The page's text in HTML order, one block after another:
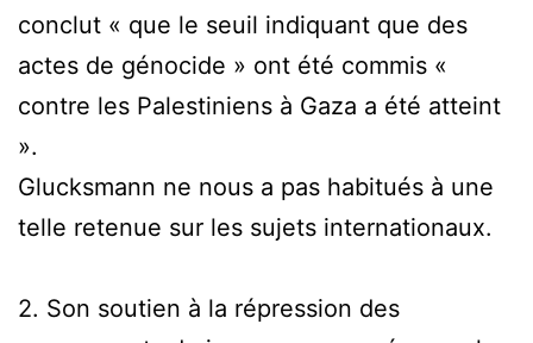
conclut « que le seuil indiquant que des
actes de génocide » ont été commis «
contre les Palestiniens à Gaza a été atteint
».
Glucksmann ne nous a pas habitués à une
telle retenue sur les sujets internationaux.
2. Son soutien à la répression des